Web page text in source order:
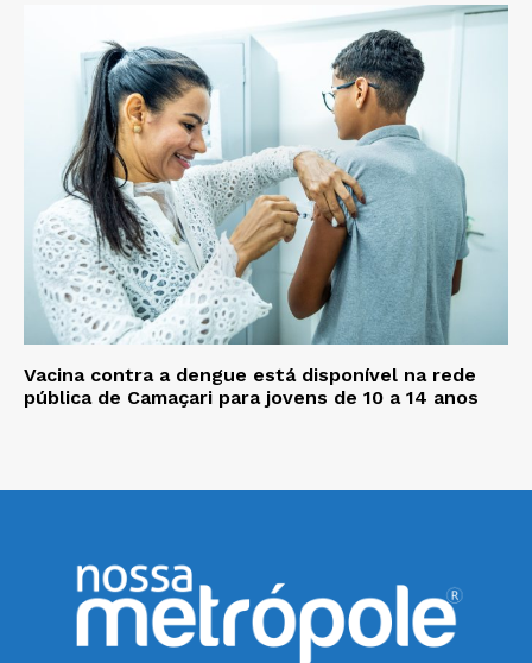
Vacina contra a dengue está disponível na rede
pública de Camaçari para jovens de 10 a 14 anos